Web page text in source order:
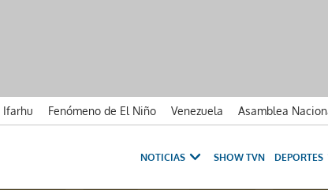
Ifarhu Fenómeno de El Niño Venezuela Asamblea
NOTICIAS SHOW TVN DEPORTES